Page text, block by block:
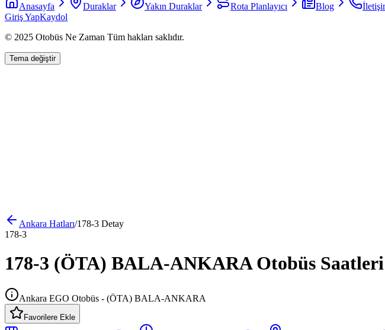
Anasayfa Duraklar Yakın Duraklar Rota Planlayıcı Blog
Giriş YapKaydol
© 2025 Otobüs Ne Zaman Tüm hakları saklıdır.
Tema değiştir
Ankara Hatları/178-3 Detay
178-3
178-3 (ÖTA) BALA-ANKARA Otobüs
Ankara EGO Otobüs - (ÖTA) BALA-ANKARA
Favorilere Ekle